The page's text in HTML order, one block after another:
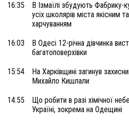
16:35
В Ізмаїлі збудують Фабрику-
усіх школярів міста якісним
харчуванням
16:03
В Одесі 12-річна дівчинка
багатоповерхівки
15:54
На Харківщині загинув
Михайло Кишлали
14:55
Що робити в разі хімічної
Україні, зокрема на Одещині